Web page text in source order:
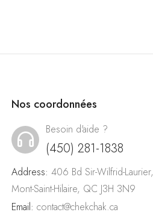
Nos coordonnées
Besoin d'aide ?
(450) 281-1838
Address: 406 Bd Sir-Wilfrid-Laurier,
Mont-Saint-Hilaire, QC J3H 3N9
Email: contact@chekchak.ca